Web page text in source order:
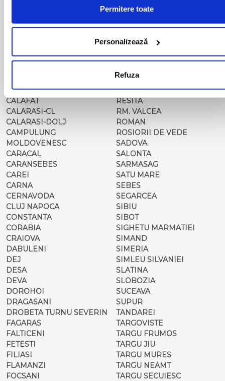
Permitere toate
Personalizează
Refuza
BISTRITA
BRAILA
BUZAU
CALAFAT
CALARASI-CL
CALARASI-DOLJ
CAMPULUNG
MOLDOVENESC
CARACAL
CARANSEBES
CAREI
CARNA
CERNAVODA
CLUJ NAPOCA
CONSTANTA
CORABIA
CRAIOVA
DABULENI
DEJ
DESA
DEVA
DOROHOI
DRAGASANI
DROBETA TURNU SEVERIN
FAGARAS
FALTICENI
FETESTI
FILIASI
FLAMANZI
FOCSANI
PIATRA NEAMT
PITESTI
PLOIESTI
POIANA MARE
RAST
REGHIN
RESITA
RM. VALCEA
ROMAN
ROSIORII DE VEDE
SADOVA
SALONTA
SARMASAG
SATU MARE
SEBES
SEGARCEA
SIBIU
SIBOT
SIGHETU MARMATIEI
SIMAND
SIMERIA
SIMLEU SILVANIEI
SLATINA
SLOBOZIA
SUCEAVA
SUPUR
TANDAREI
TARGOVISTE
TARGU FRUMOS
TARGU JIU
TARGU MURES
TARGU NEAMT
TARGU SECUIESC